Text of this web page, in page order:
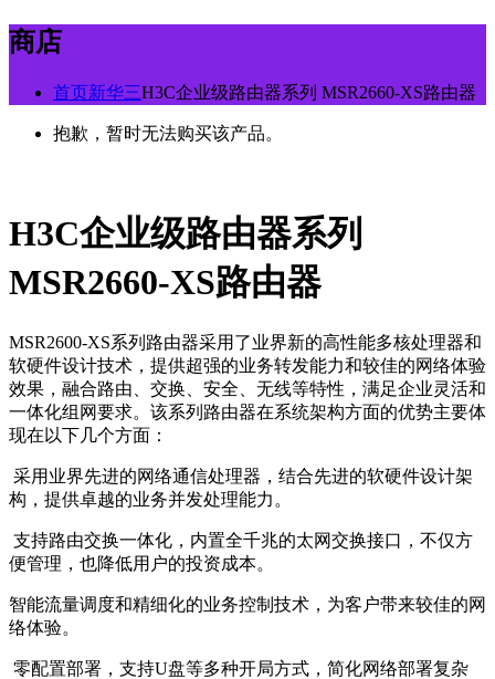
商店
首页新华三H3C企业级路由器系列 MSR2660-XS路由器
抱歉，暂时无法购买该产品。
H3C企业级路由器系列
MSR2660-XS路由器
MSR2600-XS系列路由器采用了业界新的高性能多核处理器和
软硬件设计技术，提供超强的业务转发能力和较佳的网络体验
效果，融合路由、交换、安全、无线等特性，满足企业灵活和
一体化组网要求。该系列路由器在系统架构方面的优势主要体
现在以下几个方面：
采用业界先进的网络通信处理器，结合先进的软硬件设计架
构，提供卓越的业务并发处理能力。
支持路由交换一体化，内置全千兆的太网交换接口，不仅方
便管理，也降低用户的投资成本。
智能流量调度和精细化的业务控制技术，为客户带来较佳的网
络体验。
零配置部署，支持U盘等多种开局方式，简化网络部署复杂